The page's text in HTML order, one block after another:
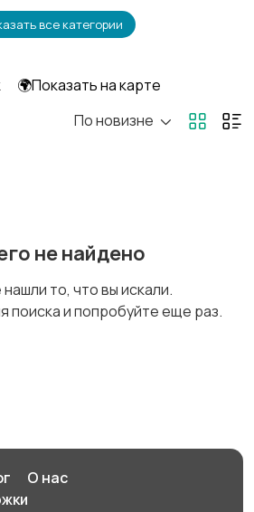
все категории
🌍Показать на карте
По новизне
не найдено
то, что вы искали.
поиска и попробуйте еще раз.
О нас